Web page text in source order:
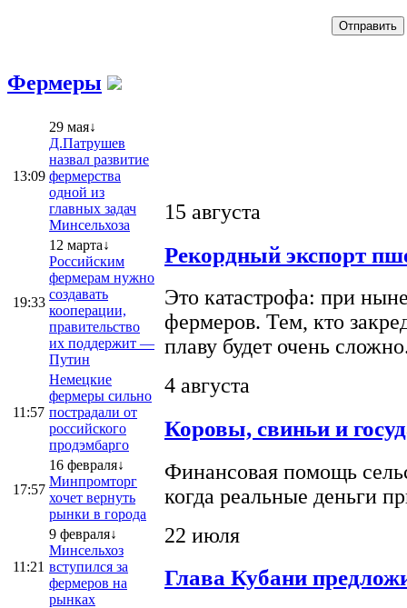
Фермеры
13:09
29 мая↓
Д.Патрушев
назвал развитие
фермерства
одной из
главных задач
Минсельхоза
19:33
12 марта↓
Российским
фермерам нужно
создавать
кооперации,
правительство
их поддержит —
Путин
11:57
Немецкие
фермеры сильно
пострадали от
российского
продэмбарго
17:57
16 февраля↓
Минпромторг
хочет вернуть
рынки в города
11:21
9 февраля↓
Минсельхоз
вступился за
фермеров на
рынках
15 августа
Рекордный экспорт
Это катастрофа: при
фермеров. Тем, кто
плаву будет очень
4 августа
Коровы, свиньи и
Финансовая помощь
когда реальные деньги
22 июля
Глава Кубани